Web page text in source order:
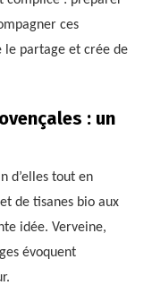
ces
le partage et crée de
: un
d’elles tout en
de tisanes bio aux
idée. Verveine,
évoquent